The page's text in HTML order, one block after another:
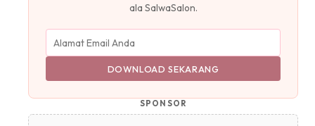
ala SalwaSalon.
DOWNLOAD SEKARANG
SPONSOR